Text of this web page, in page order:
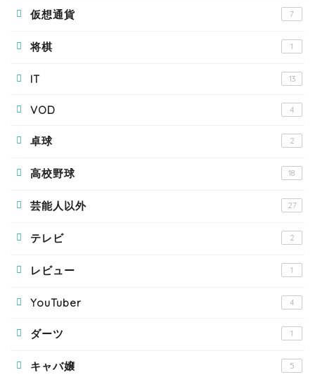
仮想通貨 7
将棋 1
IT 13
VOD 4
卓球 2
高校野球 18
芸能人以外 27
テレビ 2
レビュー 1
YouTuber 4
ダーツ 1
キャバ嬢 5